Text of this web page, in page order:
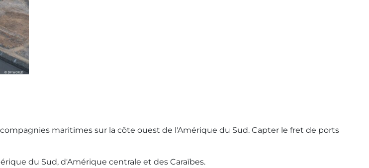
maritimes sur la côte ouest de l'Amérique du Sud. Capter le fret de ports
du Sud, d'Amérique centrale et des Caraïbes.